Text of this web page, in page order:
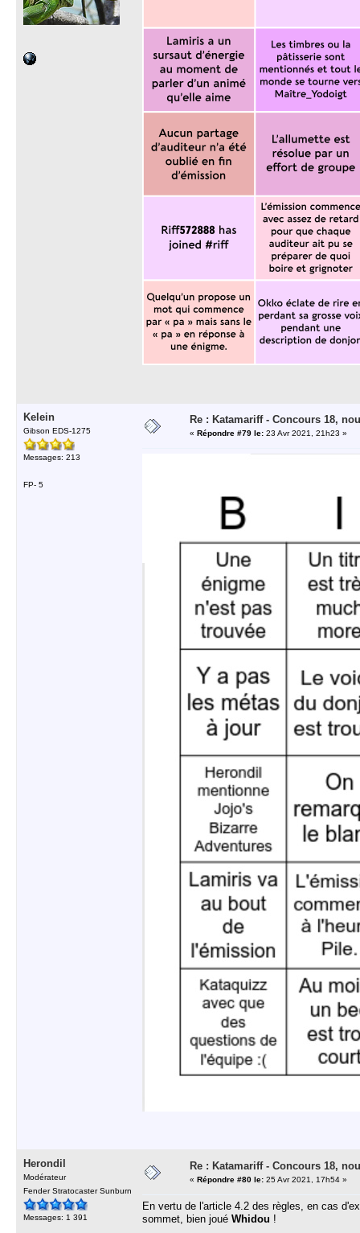
Kelein
Gibson EDS-1275
Messages: 213
FP- 5
Re : Katamariff - Concours 18,
« Répondre #79 le: 23 Avr 2021, 21h23 »
Herondil
Modérateur
Fender Stratocaster Sunburn
Messages: 1 391
Re : Katamariff - Concours 18,
« Répondre #80 le: 25 Avr 2021, 17h54 »
En vertu de l'article 4.2 des règles, en cas
sommet, bien joué Whidou !